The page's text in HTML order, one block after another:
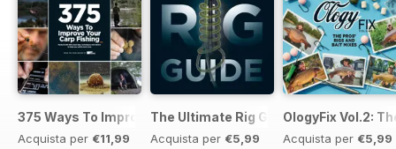
375 Ways To Improve Carp Fishing
Acquista per €11,99
The Ultimate Rig Guide
Acquista per €5,99
OlogyFix Vol.2:
Acquista per €5,99